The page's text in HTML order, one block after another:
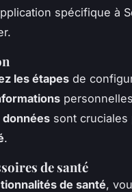
spécifique à
les étapes de
données sont cruciales
.
de santé
de santé,